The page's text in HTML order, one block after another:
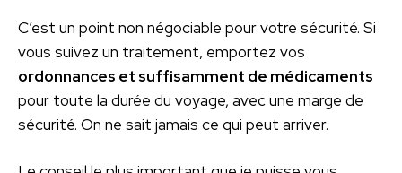
C’est un point non négociable pour votre sécurité. Si
vous suivez un traitement, emportez vos
ordonnances et suffisamment de médicaments
pour toute la durée du voyage, avec une marge de
sécurité. On ne sait jamais ce qui peut arriver.